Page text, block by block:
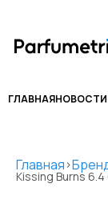
ГЛАВНАЯНОВОСТИ
Главная >
Kissing Burns